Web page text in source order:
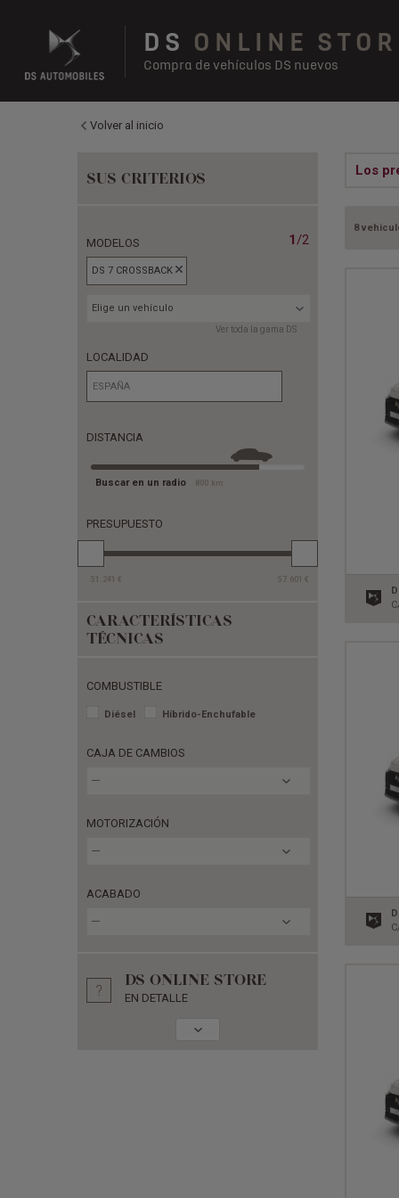
DS ONLINE
Compra de vehículos DS nuevos
Volver al inicio
SUS CRITERIOS
MODELOS 1/2
DS 7 CROSSBACK
Elige un vehículo
Ver toda la gama DS
LOCALIDAD
DISTANCIA
Buscar en un radio km
PRESUPUESTO
51.241 € 57.601 €
CARACTERÍSTICAS
TÉCNICAS
COMBUSTIBLE
Diésel Híbrido-Enchufable
CAJA DE CAMBIOS
---
MOTORIZACIÓN
---
ACABADO
---
DS ONLINE STORE
EN DETALLE
Los
8